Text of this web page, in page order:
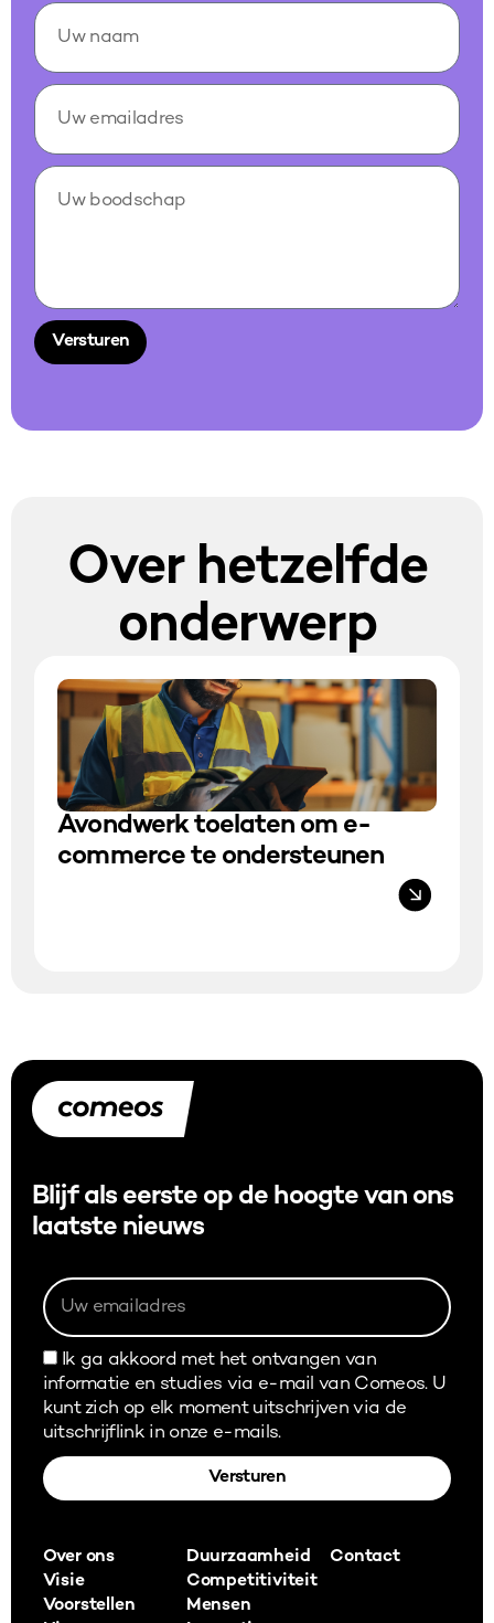
Versturen
Over hetzelfde
onderwerp​
Avondwerk toelaten om e-
commerce te ondersteunen
Blijf als eerste op de hoogte van ons
laatste nieuws
Ik ga akkoord met het ontvangen van
informatie en studies via e-mail van Comeos. U
kunt zich op elk moment uitschrijven via de
uitschrijflink in onze e-mails.
Versturen
Over ons
Visie
Voorstellen
Duurzaamheid
Competitiviteit
Mensen
Contact